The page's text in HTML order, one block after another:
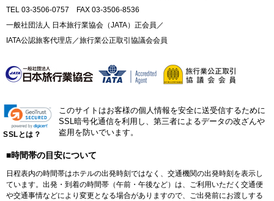
TEL 03-3506-0757 FAX 03-3506-8536
一般社団法人 日本旅行業協会（JATA）正会員／
IATA公認旅客代理店／旅行業公正取引協議会会員
SSLとは？
このサイトはお客様の個人情報を安全に送受信するために
SSL暗号化通信を利用し、第三者によるデータの改ざんや
盗用を防いでいます。
■時間帯の目安について
日程表内の時間帯はホテルの出発時刻ではなく、交通機関の出発時刻を表示し
ています。出発・到着の時間帯（午前・午後など）は、ご利用いただく交通便
や交通事情などにより変更となる場合がありますので、ご出発前にお渡しする